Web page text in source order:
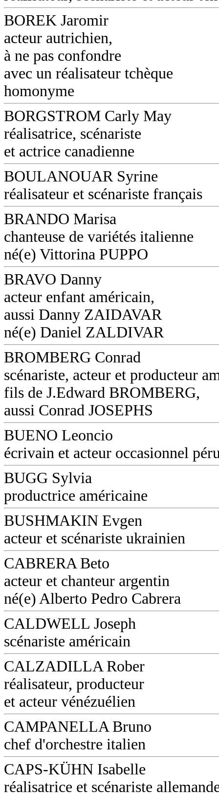
BOREK Jaromir
acteur autrichien,
à ne pas confondre
avec un réalisateur tchèque
homonyme
BORGSTROM Carly May
réalisatrice, scénariste
et actrice canadienne
BOULANOUAR Syrine
réalisateur et scénariste français
BRANDO Marisa
chanteuse de variétés italienne
né(e) Vittorina PUPPO
BRAVO Danny
acteur enfant américain,
aussi Danny ZAIDAVAR
né(e) Daniel ZALDIVAR
BROMBERG Conrad
scénariste, acteur et producteur
fils de J.Edward BROMBERG,
aussi Conrad JOSEPHS
BUENO Leoncio
écrivain et acteur occasionnel
BUGG Sylvia
productrice américaine
BUSHMAKIN Evgen
acteur et scénariste ukrainien
CABRERA Beto
acteur et chanteur argentin
né(e) Alberto Pedro Cabrera
CALDWELL Joseph
scénariste américain
CALZADILLA Rober
réalisateur, producteur
et acteur vénézuélien
CAMPANELLA Bruno
chef d'orchestre italien
CAPS-KÜHN Isabelle
réalisatrice et scénariste